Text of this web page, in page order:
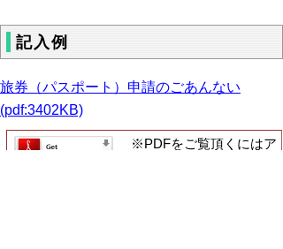
記入例
旅券（パスポート）申請のごあんない
(pdf:3402KB)
※PDFをご覧頂くにはア